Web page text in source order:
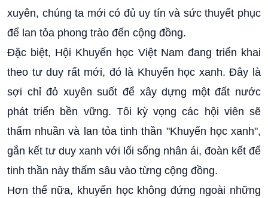
xuyên, chúng ta mới có đủ uy tín và sức thuyết phục
để lan tỏa phong trào đến cộng đồng.
Đặc biệt, Hội Khuyến học Việt Nam đang triển khai
theo tư duy rất mới, đó là Khuyến học xanh. Đây là
sợi chỉ đỏ xuyên suốt để xây dựng một đất nước
phát triển bền vững. Tôi kỳ vọng các hội viên sẽ
thấm nhuần và lan tỏa tinh thần "Khuyến học xanh",
gắn kết tư duy xanh với lối sống nhân ái, đoàn kết để
tinh thần này thấm sâu vào từng cộng đồng.
Hơn thế nữa, khuyến học không đứng ngoài những